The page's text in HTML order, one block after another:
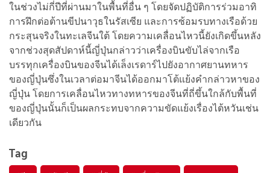
ในช่วงไม่กี่ปีที่ผ่านมาในพื้นที่อื่น ๆ โดยจัดปฏิบัติการร่วมอาทิ
การฝึกต่อต้านขีปนาวุธในรัสเซีย และการซ้อมรบทางเรือด้วย
กระสุนจริงในทะเลจีนใต้ โดยความเคลื่อนไหวนี้ยังเกิดขึ้นหลัง
จากช่วงสุดสัปดาห์นี้ญี่ปุ่นกล่าวว่าเครื่องบินขับไล่จากเรือ
บรรทุกเครื่องบินของจีนได้เล็งเรดาร์ไปยังอากาศยานทหาร
ของญี่ปุ่นซึ่งในเวลาต่อมาจีนได้ออกมาโต้แย้งคำกล่าวหาของ
ญี่ปุ่น โดยการเคลื่อนไหวทางทหารของจีนที่ถี่ขึ้นใกล้กับพื้นที่
ของญี่ปุ่นนั้นก็เป็นผลกระทบจากความขัดแย้งเรื่องไต้หวันเช่น
เดียวกัน
Tag